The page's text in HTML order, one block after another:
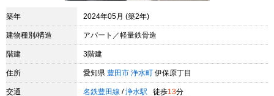
築年 2024年05月 (築2年)
建物種別/構造 アパート／軽量鉄骨造
階建 3階建
住所 愛知県 豊田市 浄水町 伊保原丁目
交通 名鉄豊田線 / 浄水駅 徒歩13分